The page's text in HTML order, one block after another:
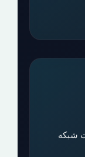
شبکه